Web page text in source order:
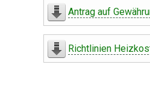
Antrag auf
Richtlinien